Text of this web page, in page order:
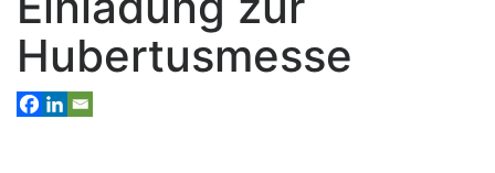
Hubertusmesse